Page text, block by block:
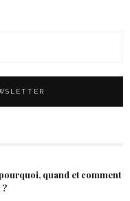
quand et comment